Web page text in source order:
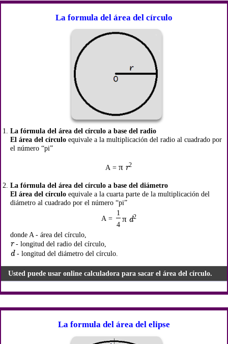
La formula del área del círculo
La fórmula del área del círculo a base del radio
El área del círculo equivale a la multiplicación del radio al cuadrado por
el número “pi”
A = π r2
La fórmula del área del círculo a base del diámetro
El área del círculo equivale a la cuarta parte de la multiplicación del
diámetro al cuadrado por el número “pi”
A =
1
π d2
4
donde A - área del círculo,
r- longitud del radio del círculo,
d- longitud del diámetro del círculo.
Usted puede usar online calculadora para sacar el área del círculo.
La formula del área del elipse